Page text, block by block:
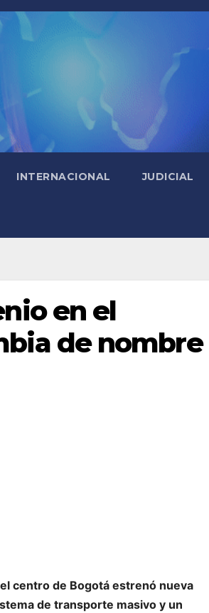
INTERNACIONAL JUDICIAL
en el
de nombre
centro de Bogotá estrenó nueva
de transporte masivo y un